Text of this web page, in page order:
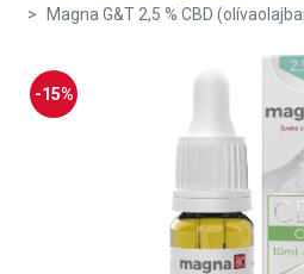
Magna G&T 2,5 % CBD
-15%